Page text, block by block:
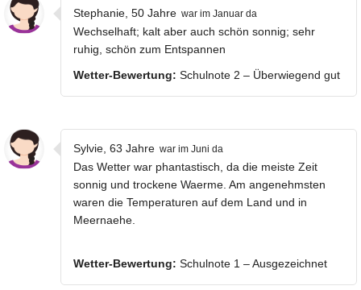
Stephanie, 50 Jahre war im Januar da
Wechselhaft; kalt aber auch schön sonnig; sehr
ruhig, schön zum Entspannen
Wetter-Bewertung: Schulnote 2 – Überwiegend gut
Sylvie, 63 Jahre war im Juni da
Das Wetter war phantastisch, da die meiste Zeit
sonnig und trockene Waerme. Am angenehmsten
waren die Temperaturen auf dem Land und in
Meernaehe.
Wetter-Bewertung: Schulnote 1 – Ausgezeichnet